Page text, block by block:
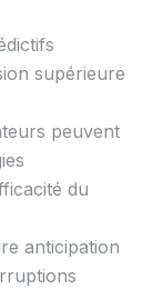
supérieure
peuvent
du
anticipation